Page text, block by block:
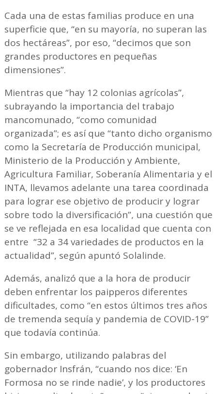
Cada una de estas familias produce en una
superficie que, “en su mayoría, no superan las
dos hectáreas”, por eso, “decimos que son
grandes productores en pequeñas
dimensiones”.
Mientras que “hay 12 colonias agrícolas”,
subrayando la importancia del trabajo
mancomunado, “como comunidad
organizada”; es así que “tanto dicho organismo
como la Secretaría de Producción municipal,
Ministerio de la Producción y Ambiente,
Agricultura Familiar, Soberanía Alimentaria y el
INTA, llevamos adelante una tarea coordinada
para lograr ese objetivo de producir y lograr
sobre todo la diversificación”, una cuestión que
se ve reflejada en esa localidad que cuenta con
entre “32 a 34 variedades de productos en la
actualidad”, según apuntó Solalinde.
Además, analizó que a la hora de producir
deben enfrentar los paipperos diferentes
dificultades, como “en estos últimos tres años
de tremenda sequía y pandemia de COVID-19”
que todavía continúa.
Sin embargo, utilizando palabras del
gobernador Insfrán, “cuando nos dice: ‘En
Formosa no se rinde nadie’, y los productores